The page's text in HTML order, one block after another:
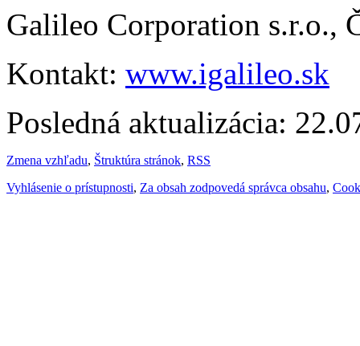
Galileo Corporation s.r.o.,
Kontakt: www.igalileo.sk
Posledná aktualizácia:
Zmena vzhľadu, Štruktúra stránok, RSS
Vyhlásenie o prístupnosti, Za obsah zodpovedá správca obsahu,